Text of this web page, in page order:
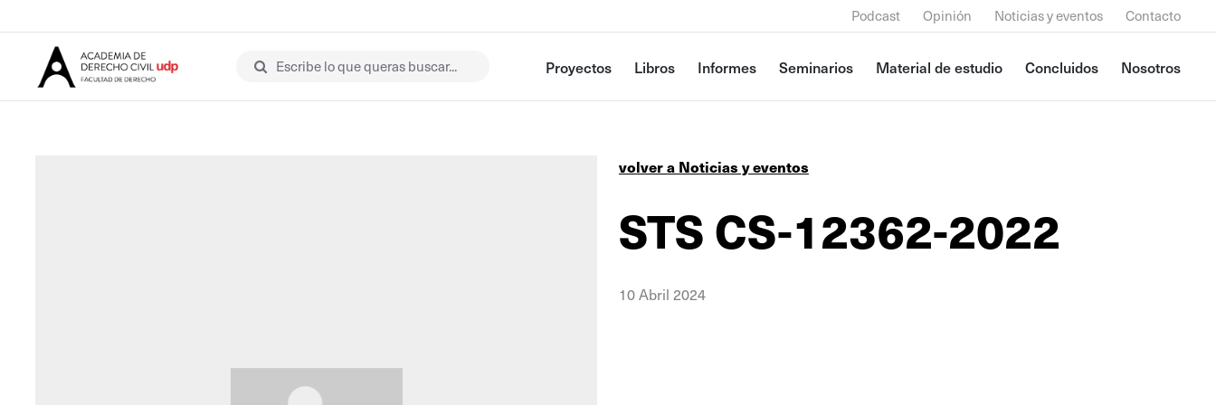
Podcast Opinión Noticias y eventos Contacto
Escribe lo que queras buscar... Proyectos Libros Informes Seminarios Material de estudio Concluidos Nosotros
volver a Noticias y eventos
STS CS-12362-2022
10 Abril 2024